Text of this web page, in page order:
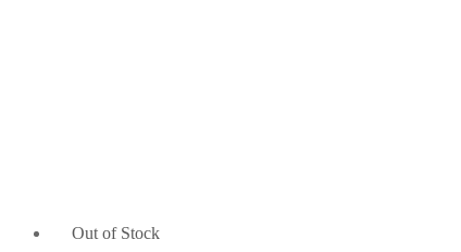
Out of Stock